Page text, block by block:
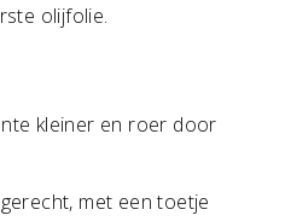
olijfolie.
kleiner en roer door
met een toetje